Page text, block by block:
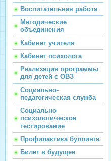
Воспитательная работа
Методические
объединения
Кабинет учителя
Кабинет психолога
Реализация программы
для детей с ОВЗ
Социально-
педагогическая служба
Социально
психологическое
тестирование
Профилактика буллинга
Билет в будущее